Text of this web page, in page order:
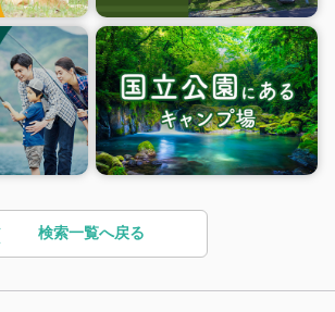
検索一覧へ戻る